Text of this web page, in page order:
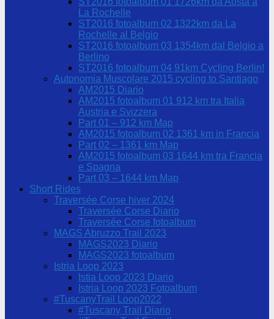
La Rochelle
ST2016 fotoalbum 02 1322km da La
Rochelle al Belgio
ST2016 fotoalbum 03 1354km dal Belgio a
Berlino
ST2016 fotoalbum 04 91km Cycling Berlin!
Autonomia Muscolare 2015 cycling to Santiago
AM2015 Diario
AM2015 fotoalbum 01 912 km tra Italia
Austria e Svizzera
Part 01 – 912 km Map
AM2015 fotoalbum 02 1361 km in Francia
Part 02 – 1361 km Map
AM2015 fotoalbum 03 1644 km tra Francia
e Spagna
Part 03 – 1644 km Map
Short Rides
Traversée Corse hiver 2024
Traversée Corse Diario
Traversée Corse fotoalbum
MAGS Abruzzo Trail 2023
MAGS2023 Diario
MAGS2023 fotoalbum
Istria Loop 2023
Istia Loop 2023 Diario
Istria Loop 2023 Fotoalbum
#TuscanyTrail Loop2022
#Tuscany Trail Diario